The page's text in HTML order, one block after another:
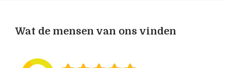
Wat de mensen van ons vinden